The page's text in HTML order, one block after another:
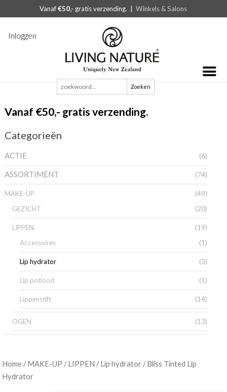
Vanaf€50,- gratis verzending. |Winkels & Salons
Inloggen
Zoeken
naar:
Vanaf €50,- gratis verzending.
Categorieën
ACTIE (6)
ASSORTIMENT (74)
MAKE-UP (49)
GEZICHT (20)
LIPPEN (19)
Accessoires (1)
Lip hydrator (3)
Lip potlood (1)
Lippenstift (14)
OGEN (13)
Home /MAKE-UP /LIPPEN /Lip hydrator / Bliss Tinted Lip
Hydrator